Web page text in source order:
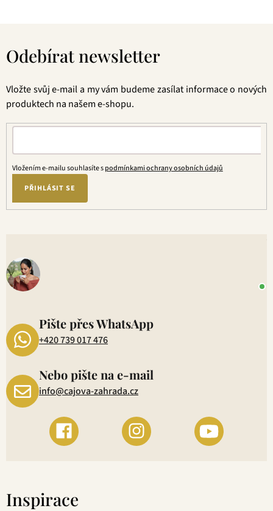
Odebírat newsletter
Vložte svůj e-mail a my vám budeme zasílat informace o nových
produktech na našem e-shopu.
Vložením e-mailu souhlasíte spodmínkami ochrany osobních údajů
PŘIHLÁSIT SE
Pište přes WhatsApp
+420 739 017 476
Nebo pište na e-mail
info@cajova-zahrada.cz
Inspirace